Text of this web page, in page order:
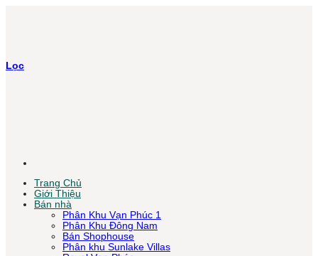
Trang Chủ
Giới Thiệu
Bán nhà
Phân Khu Vạn Phúc 1
Phân Khu Đông Nam
Bán Shophouse
Phân khu Sunlake Villas
Lọc